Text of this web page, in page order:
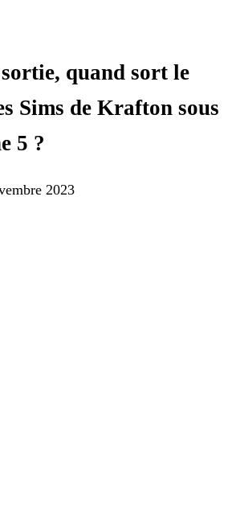
quand sort le
Sims de Krafton sous
5 ?
2023